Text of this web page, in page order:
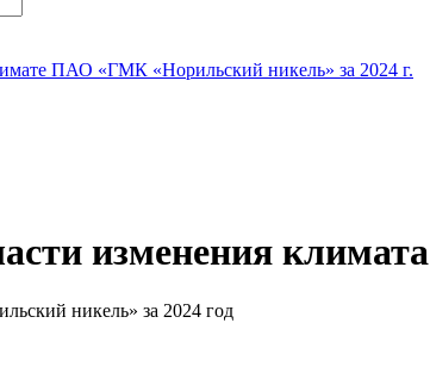
ПАО «ГМК «Норильский никель» за 2024 г.
изменения климата
никель» за 2024 год